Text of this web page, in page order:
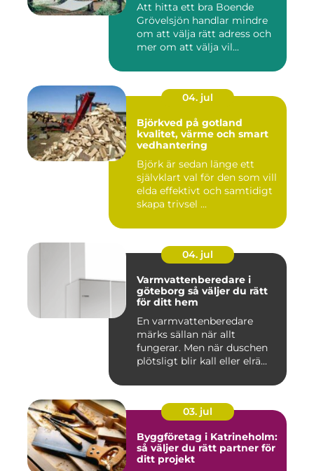
Att hitta ett bra Boende
Grövelsjön handlar mindre
om att välja rätt adress och
mer om att välja vil...
04. jul
Björkved på gotland
kvalitet, värme och smart
vedhantering
Björk är sedan länge ett
självklart val för den som vill
elda effektivt och samtidigt
skapa trivsel ...
04. jul
Varmvattenberedare i
göteborg så väljer du rätt
för ditt hem
En varmvattenberedare
märks sällan när allt
fungerar. Men när duschen
plötsligt blir kall eller elrä...
03. jul
Byggföretag i Katrineholm:
så väljer du rätt partner för
ditt projekt